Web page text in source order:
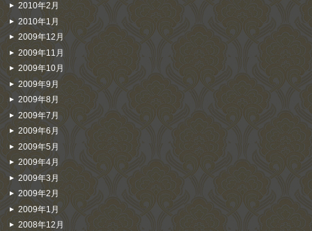
2010年2月
2010年1月
2009年12月
2009年11月
2009年10月
2009年9月
2009年8月
2009年7月
2009年6月
2009年5月
2009年4月
2009年3月
2009年2月
2009年1月
2008年12月